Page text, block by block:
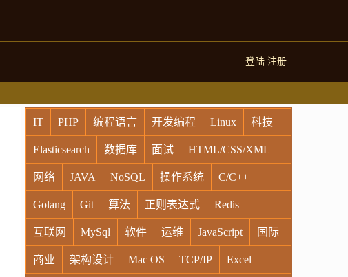
登陆 注册
IT PHP 编程语言 开发编程 Linux 科技
Elasticsearch 数据库 面试 HTML/CSS/XML
网络 JAVA NoSQL 操作系统 C/C++
Golang Git 算法 正则表达式 Redis
互联网 MySql 软件 运维 JavaScript 国际
商业 架构设计 Mac OS TCP/IP Excel